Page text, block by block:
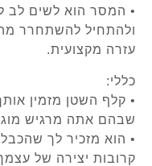
• המסר הוא לשים לב
ולהתחיל להשתחרר
עזרה מקצועית.
כללי:
• קלף השטן מזמין
שבהם אתה מרגיש
• הוא מזכיר לך
קרובות יצירה של